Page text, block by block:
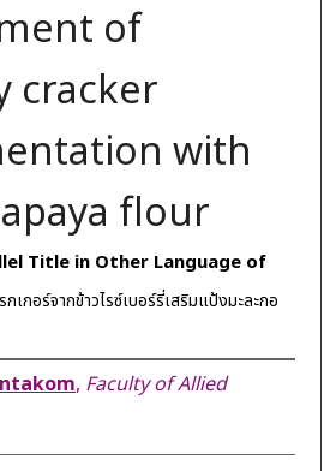
of
cracker
with
flour
Title in Other Language of
อร์จากข้าวไรซ์เบอร์รี่เสริมแป้งมะละกอ
, Faculty of Allied